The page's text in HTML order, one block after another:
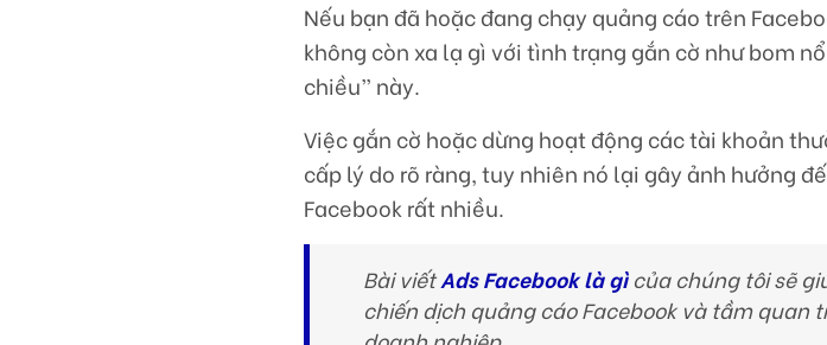
Nếu bạn đã hoặc đang chạy quảng cáo trên
không còn xa lạ gì với tình trạng gắn cờ như bom
chiều” này.
Việc gắn cờ hoặc dừng hoạt động các tài khoản
cấp lý do rõ ràng, tuy nhiên nó lại gây ảnh hưởng
Facebook rất nhiều.
Bài viếtAds Facebook là gìcủa chúng tôi sẽ
chiến dịch quảng cáo Facebook và tầm quan